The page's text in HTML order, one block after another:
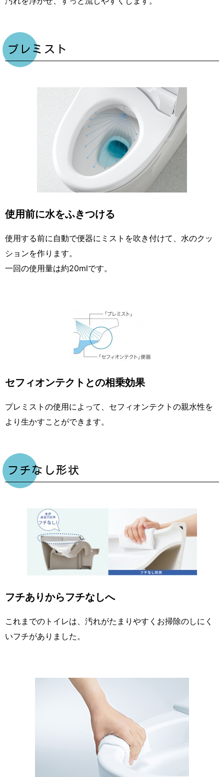
プレミスト
使用前に水をふきつける
使用する前に自動で便器にミストを吹き付けて、水のクッ
ションを作ります。
一回の使用量は約20mlです。
セフィオンテクトとの相乗効果
プレミストの使用によって、セフィオンテクトの親水性を
より生かすことができます。
フチなし形状
フチありからフチなしへ
これまでのトイレは、汚れがたまりやすくお掃除のしにく
いフチがありました。